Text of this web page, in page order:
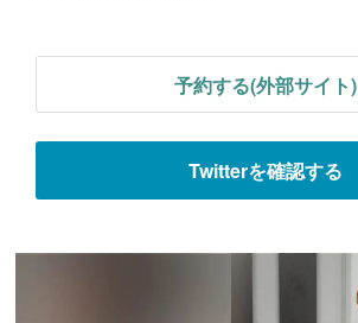
予約する(外部サイト)
Twitterを確認する